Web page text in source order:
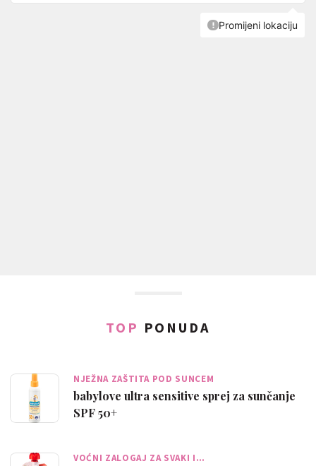
TOP PONUDA
NJEŽNA ZAŠTITA POD SUNCEM
babylove ultra sensitive sprej za sunčanje
SPF 50+
VOĆNI ZALOGAJ ZA SVAKI I…